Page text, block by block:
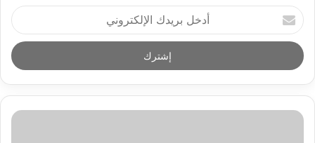
أ
د
خ
ل
ر
د